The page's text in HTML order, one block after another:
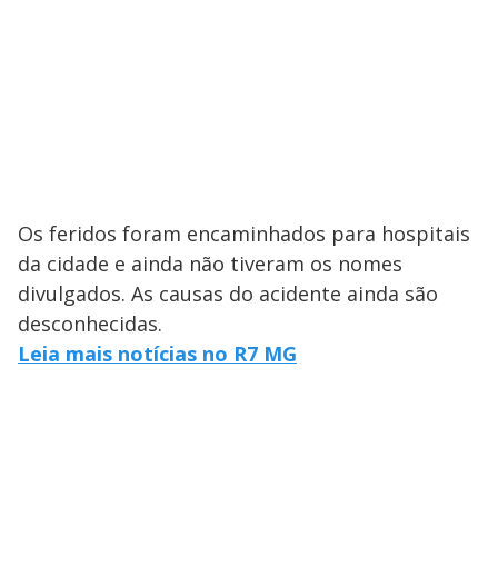
Os feridos foram encaminhados para hospitais
da cidade e ainda não tiveram os nomes
divulgados. As causas do acidente ainda são
desconhecidas.
Leia mais notícias no R7 MG